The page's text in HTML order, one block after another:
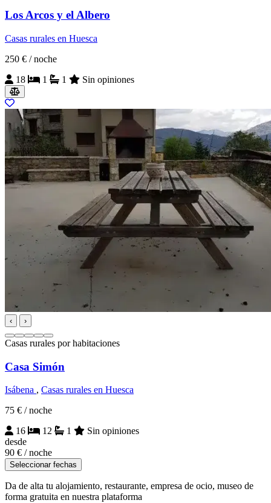
Los Arcos y el Albero
Casas rurales en Huesca
250 € / noche
18
1 1 Sin opiniones
‹ ›
Casas rurales por habitaciones
Casa Simón
Isábena , Casas rurales en Huesca
75 € / noche
16
12 1
Sin opiniones
desde
90 € / noche
Seleccionar fechas
Da de alta tu alojamiento, restaurante, empresa de ocio, museo de
forma gratuita en nuestra plataforma